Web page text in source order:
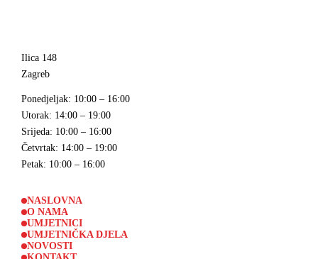
Ilica 148
Zagreb
Ponedjeljak: 10:00 – 16:00
Utorak: 14:00 – 19:00
Srijeda: 10:00 – 16:00
Četvrtak: 14:00 – 19:00
Petak: 10:00 – 16:00
NASLOVNA
O NAMA
UMJETNICI
UMJETNIČKA DJELA
NOVOSTI